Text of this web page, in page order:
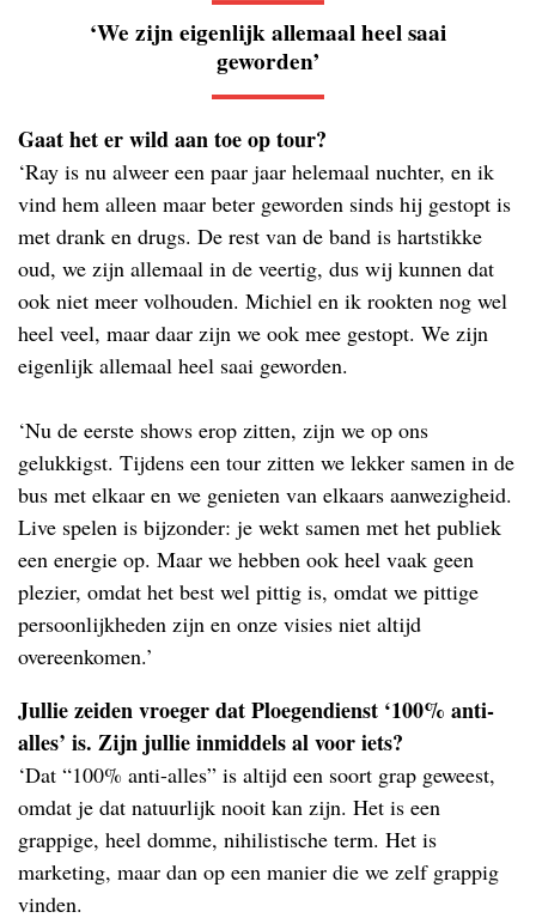
‘We zijn eigenlijk allemaal heel saai
geworden’
Gaat het er wild aan toe op tour?
‘Ray is nu alweer een paar jaar helemaal nuchter, en ik
vind hem alleen maar beter geworden sinds hij gestopt is
met drank en drugs. De rest van de band is hartstikke
oud, we zijn allemaal in de veertig, dus wij kunnen dat
ook niet meer volhouden. Michiel en ik rookten nog wel
heel veel, maar daar zijn we ook mee gestopt. We zijn
eigenlijk allemaal heel saai geworden.
‘Nu de eerste shows erop zitten, zijn we op ons
gelukkigst. Tijdens een tour zitten we lekker samen in de
bus met elkaar en we genieten van elkaars aanwezigheid.
Live spelen is bijzonder: je wekt samen met het publiek
een energie op. Maar we hebben ook heel vaak geen
plezier, omdat het best wel pittig is, omdat we pittige
persoonlijkheden zijn en onze visies niet altijd
overeenkomen.’
Jullie zeiden vroeger dat Ploegendienst ‘100% anti-
alles’ is. Zijn jullie inmiddels al voor iets?
‘Dat “100% anti-alles” is altijd een soort grap geweest,
omdat je dat natuurlijk nooit kan zijn. Het is een
grappige, heel domme, nihilistische term. Het is
marketing, maar dan op een manier die we zelf grappig
vinden.